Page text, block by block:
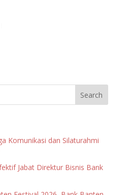
Komunikasi dan Silaturahmi
Jabat Direktur Bisnis Bank